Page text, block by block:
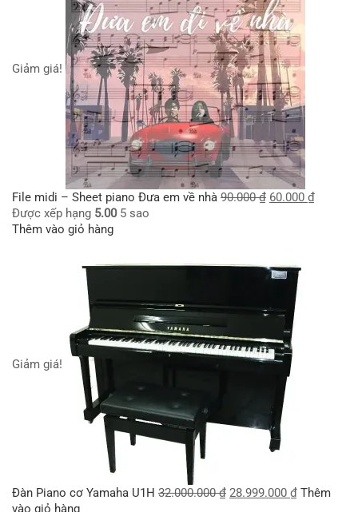
Giảm giá!
File midi – Sheet piano Đưa em về nhà 90.000₫ 60.000 ₫
Được xếp hạng 5.005 sao
Thêm vào giỏ hàng
Giảm giá!
Đàn Piano cơ Yamaha U1H 32.000.000₫ 28.999.000 ₫ Thêm
vào giỏ hàng